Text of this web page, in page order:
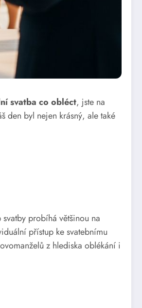
svatba co obléct, jste na
den byl nejen krásný, ale také
probíhá většinou na
přístup ke svatebnímu
z hlediska oblékání i